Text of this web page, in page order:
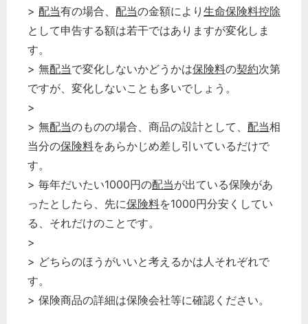
> 配当有の場合、 配当の金額により 生命保険料控除
として申告する額は若干ではありますが変化しま
す。
> 無配当で変化しないかどうかは保険料の契約次第
ですが、変化しないことも多いでしょう。
>
> 無配当のものの場合、商品の設計として、 配当相
当分の保険料をあらかじめ差し引いているだけで
す。
> 毎年だいたい1000円の配当が出ている保険があ
ったとしたら、先に保険料を1000円分安くしてい
る、それだけのことです。
>
> どちらのほうがいいと考えるかは人それぞれで
す。
> 保険商品の詳細は保険会社等に確認ください。